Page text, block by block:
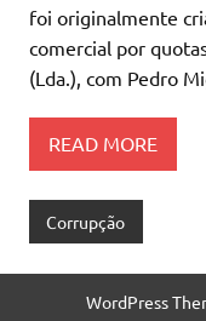
foi originalmente
comercial por
(Lda.), com Pedro
READ MORE
Corrupção
WordPress